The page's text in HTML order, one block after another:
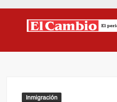
Inmigración